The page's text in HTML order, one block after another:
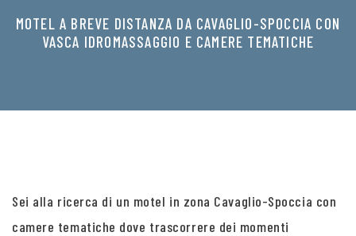
MOTEL A BREVE DISTANZA DA CAVAGLIO-SPOCCIA CON
VASCA IDROMASSAGGIO E CAMERE TEMATICHE
Sei alla ricerca di un motel in zona Cavaglio-Spoccia con
camere tematiche dove trascorrere dei momenti